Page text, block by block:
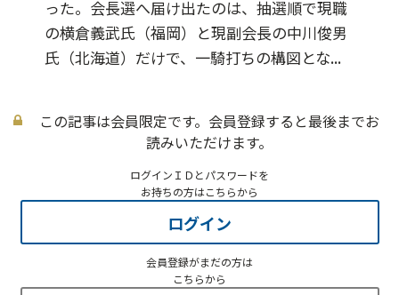
った。会長選へ届け出たのは、抽選順で現職
の横倉義武氏（福岡）と現副会長の中川俊男
氏（北海道）だけで、一騎打ちの構図とな...
この記事は会員限定です。会員登録すると最後までお
読みいただけます。
ログインＩＤとパスワードを
お持ちの方はこちらから
ログイン
会員登録がまだの方は
こちらから